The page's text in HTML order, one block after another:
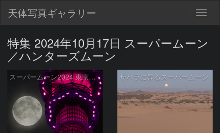
天体写真ギャラリー
特集 2024年10月17日 スーパームーン
／ハンターズムーン
スーパームーン2024 東京スカイツリーと サハラに昇るスーパームーン